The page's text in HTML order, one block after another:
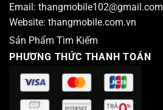
Email: thangmobile102@gmail.com
Website: thangmobile.com.vn
Sản Phẩm Tìm Kiếm
PHƯƠNG THỨC THANH TOÁN